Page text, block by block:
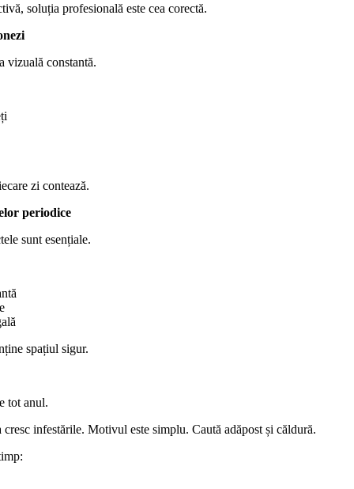
soluția profesională este cea corectă.
vizuală constantă.
zi contează.
periodice
sunt esențiale.
spațiul sigur.
tot anul.
cresc infestările. Motivul este simplu. Caută adăpost și căldură.